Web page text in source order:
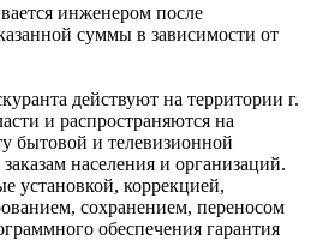
инженером после
суммы в зависимости от
действуют на территории г.
и распространяются на
бытовой и телевизионной
населения и организаций.
установкой, коррекцией,
сохранением, переносом
обеспечения гарантия